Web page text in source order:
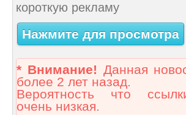
короткую рекламу
Нажмите для просмотра
* Внимание! Данная
более 2 лет назад.
Вероятность что
очень низкая.